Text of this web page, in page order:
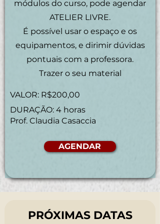
módulos do curso, pode agendar
ATELIER LIVRE.
É possível usar o espaço e os
equipamentos, e dirimir dúvidas
pontuais com a professora.
Trazer o seu material
VALOR: R$200,00
DURAÇÃO: 4 horas
Prof. Claudia Casaccia
AGENDAR
PRÓXIMAS DATAS